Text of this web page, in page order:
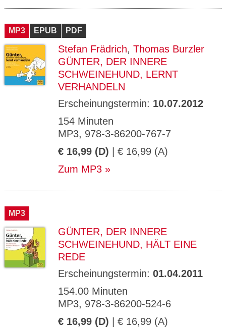
MP3 EPUB PDF
Stefan Frädrich, Thomas Burzler
GÜNTER, DER INNERE
SCHWEINEHUND, LERNT
VERHANDELN
Erscheinungstermin: 10.07.2012
154 Minuten
MP3, 978-3-86200-767-7
€ 16,99 (D) | € 16,99 (A)
Zum MP3
MP3
GÜNTER, DER INNERE
SCHWEINEHUND, HÄLT EINE
REDE
Erscheinungstermin: 01.04.2011
154.00 Minuten
MP3, 978-3-86200-524-6
€ 16,99 (D) | € 16,99 (A)